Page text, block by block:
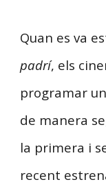
Quan es va
padrí, els
programar
de manera
la primera i
recent